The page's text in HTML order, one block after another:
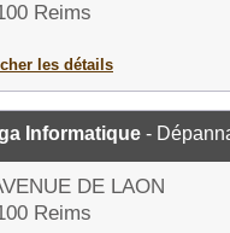
Reims
les détails
Informatique -
DE LAON
Reims